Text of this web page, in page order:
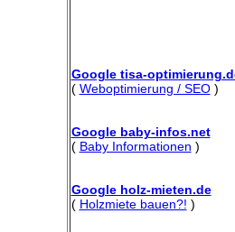
Google tisa-
( Weboptimierung / SEO)
Google baby-infos.net
( Baby Informationen )
Google holz-mieten.de
( Holzmiete bauen?! )